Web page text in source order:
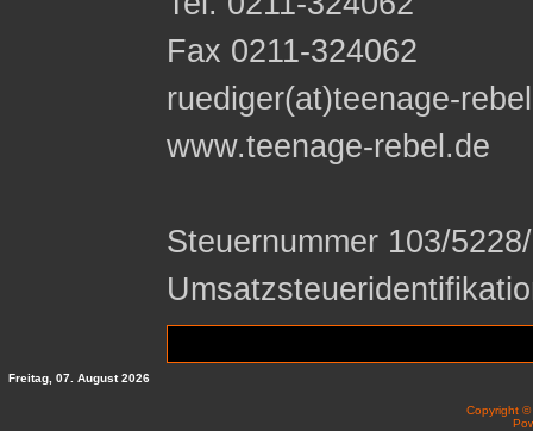
Fax 0211-324062
ruediger(at)teenage-
www.teenage-rebel.de
Steuernummer 103/
Freitag, 07. August 2026
Copyright